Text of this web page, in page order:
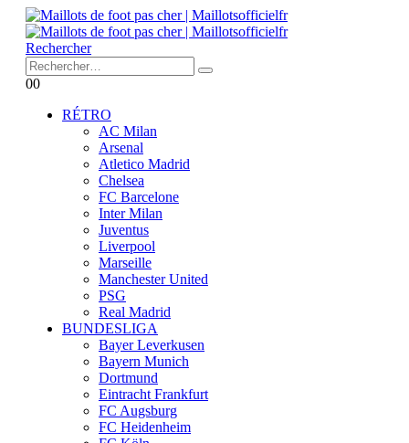
Rechercher
00
RÉTRO
AC Milan
Arsenal
Atletico Madrid
Chelsea
FC Barcelone
Inter Milan
Juventus
Liverpool
Marseille
Manchester United
PSG
Real Madrid
BUNDESLIGA
Bayer Leverkusen
Bayern Munich
Dortmund
Eintracht Frankfurt
FC Augsburg
FC Heidenheim